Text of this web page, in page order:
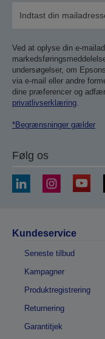
Ved at oplyse din e-
undersøgelser, om
via e-mail eller andre
dine præferencer og
privatlivserklæring.
*Begrænsninger gælder
Følg os
Kundeservice
Seneste tilbud
Kampagner
Produktregistrering
Returnering
Garantitjek